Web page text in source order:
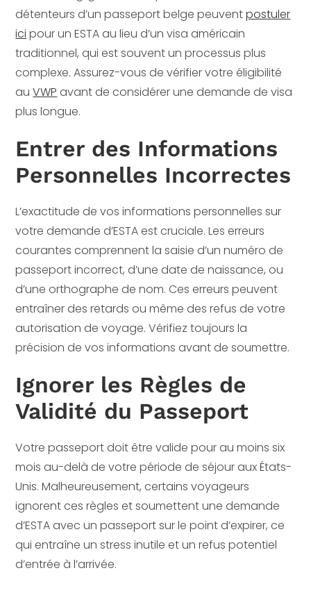
détenteurs d’un passeport belge peuventpostuler
ici pour un ESTA au lieu d’un visa américain
traditionnel, qui est souvent un processus plus
complexe. Assurez-vous de vérifier votre éligibilité
auVWP avant de considérer une demande de visa
plus longue.
Entrer des Informations
Personnelles Incorrectes
L’exactitude de vos informations personnelles sur
votre demande d’ESTA est cruciale. Les erreurs
courantes comprennent la saisie d’un numéro de
passeport incorrect, d’une date de naissance, ou
d’une orthographe de nom. Ces erreurs peuvent
entraîner des retards ou même des refus de votre
autorisation de voyage. Vérifiez toujours la
précision de vos informations avant de soumettre.
Ignorer les Règles de
Validité du Passeport
Votre passeport doit être valide pour au moins six
mois au-delà de votre période de séjour aux États-
Unis. Malheureusement, certains voyageurs
ignorent ces règles et soumettent une demande
d’ESTA avec un passeport sur le point d’expirer, ce
qui entraîne un stress inutile et un refus potentiel
d’entrée à l’arrivée.